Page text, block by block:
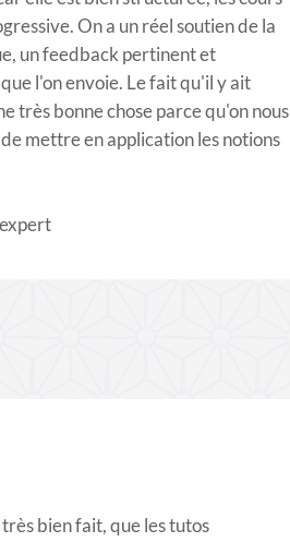
On a un réel soutien de la
un feedback pertinent et
l'on envoie. Le fait qu'il y ait
très bonne chose parce qu'on nous
mettre en application les notions
bien fait, que les tutos